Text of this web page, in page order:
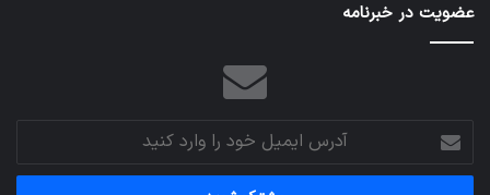
عضویت در خبرنامه
آدرس
ایمیل
خود